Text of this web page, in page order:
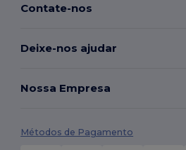
Contate-nos
Deixe-nos ajudar
Nossa Empresa
Métodos de Pagamento